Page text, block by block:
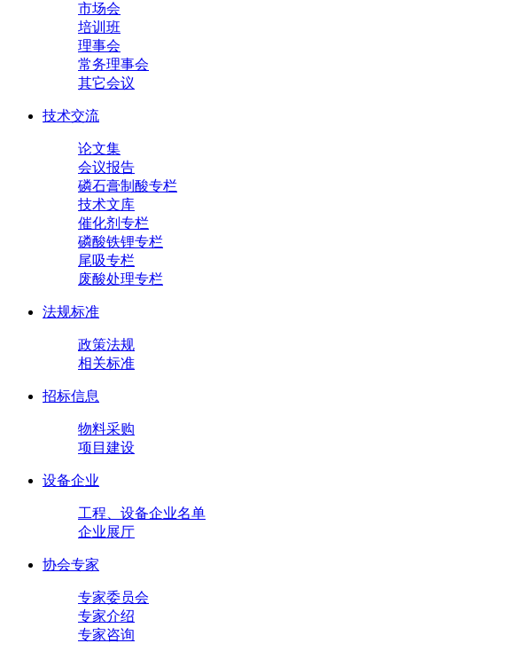
市场会
培训班
理事会
常务理事会
其它会议
技术交流
论文集
会议报告
磷石膏制酸专栏
技术文库
催化剂专栏
磷酸铁锂专栏
尾吸专栏
废酸处理专栏
法规标准
政策法规
相关标准
招标信息
物料采购
项目建设
设备企业
工程、设备企业名单
企业展厅
协会专家
专家委员会
专家介绍
专家咨询